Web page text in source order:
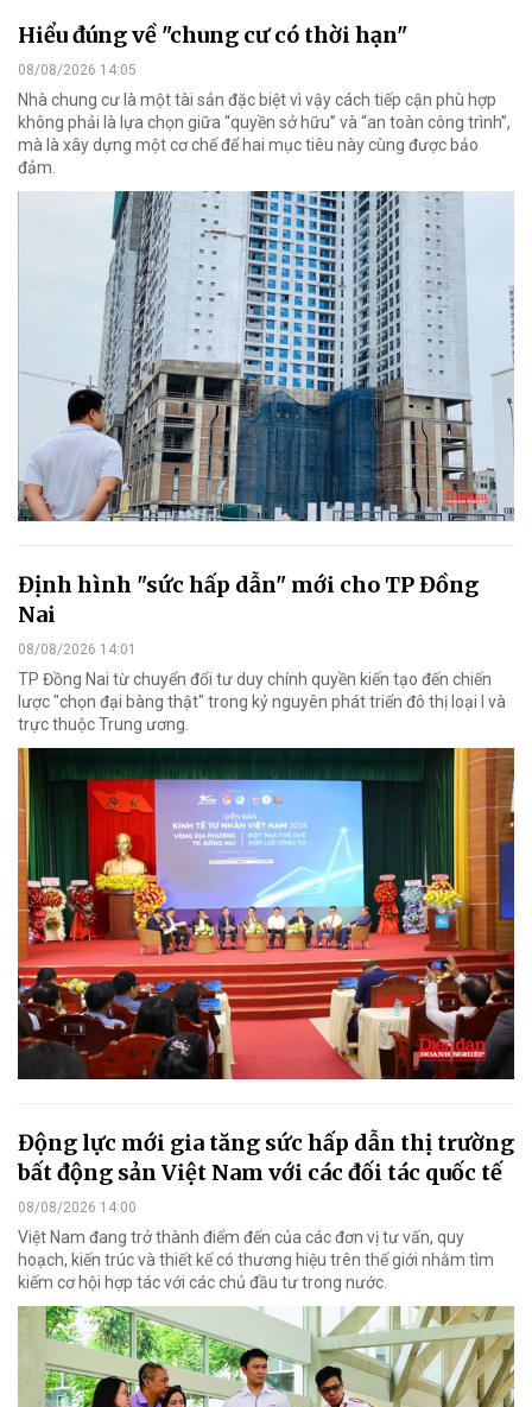
Hiểu đúng về "chung cư có thời hạn"
08/08/2026 14:05
Nhà chung cư là một tài sản đặc biệt vì vậy cách tiếp cận phù hợp
không phải là lựa chọn giữa “quyền sở hữu” và “an toàn công trình”,
mà là xây dựng một cơ chế để hai mục tiêu này cùng được bảo
đảm.
Định hình "sức hấp dẫn" mới cho TP Đồng
Nai
08/08/2026 14:01
TP Đồng Nai từ chuyển đổi tư duy chính quyền kiến tạo đến chiến
lược "chọn đại bàng thật" trong kỷ nguyên phát triển đô thị loại I và
trực thuộc Trung ương.
Động lực mới gia tăng sức hấp dẫn thị trường
bất động sản Việt Nam với các đối tác quốc tế
08/08/2026 14:00
Việt Nam đang trở thành điểm đến của các đơn vị tư vấn, quy
hoạch, kiến trúc và thiết kế có thương hiệu trên thế giới nhằm tìm
kiếm cơ hội hợp tác với các chủ đầu tư trong nước.